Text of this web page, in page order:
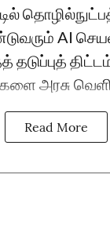
AI
தடுப்புத்
அரசு
Read More